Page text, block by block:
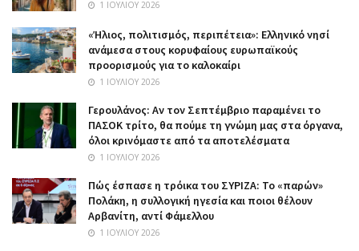
1 ΙΟΥΛΊΟΥ 2026
«Ήλιος, πολιτισμός, περιπέτεια»: Ελληνικό νησί
ανάμεσα στους κορυφαίους ευρωπαϊκούς
προορισμούς για το καλοκαίρι
1 ΙΟΥΛΊΟΥ 2026
Γερουλάνος: Αν τον Σεπτέμβριο παραμένει το
ΠΑΣΟΚ τρίτο, θα πούμε τη γνώμη μας στα όργανα,
όλοι κρινόμαστε από τα αποτελέσματα
1 ΙΟΥΛΊΟΥ 2026
Πώς έσπασε η τρόικα του ΣΥΡΙΖΑ: Το «παρών»
Πολάκη, η συλλογική ηγεσία και ποιοι θέλουν
Αρβανίτη, αντί Φάμελλου
1 ΙΟΥΛΊΟΥ 2026